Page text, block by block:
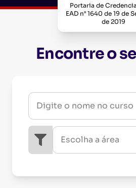
Portaria de
EAD n° 1640 de 19 de
de 2019
Encontre o
Digite o nome no curso
Escolha a área